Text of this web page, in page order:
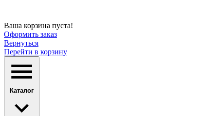
Ваша корзина пуста!
Оформить заказ
Вернуться
Перейти в корзину
Каталог